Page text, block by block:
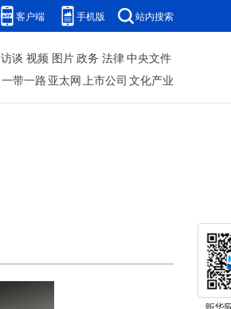
客户端 手机版 站内搜索
访谈 视频 图片政务 法律中央文件
一带一路 亚太网上市公司 文化产业